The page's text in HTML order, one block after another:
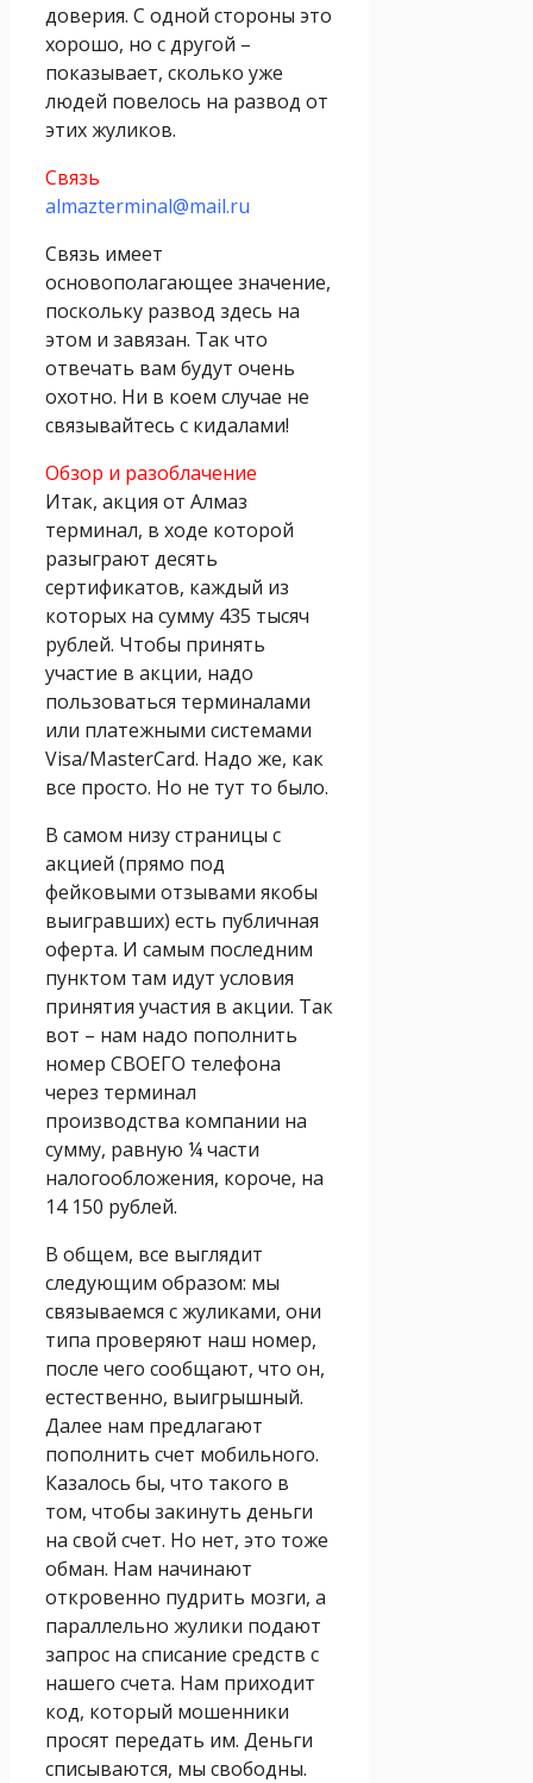
доверия. С одной стороны это
хорошо, но с другой –
показывает, сколько уже
людей повелось на развод от
этих жуликов.
Связь
almazterminal@mail.ru
Связь имеет
основополагающее значение,
поскольку развод здесь на
этом и завязан. Так что
отвечать вам будут очень
охотно. Ни в коем случае не
связывайтесь с кидалами!
Обзор и разоблачение
Итак, акция от Алмаз
терминал, в ходе которой
разыграют десять
сертификатов, каждый из
которых на сумму 435 тысяч
рублей. Чтобы принять
участие в акции, надо
пользоваться терминалами
или платежными системами
Visa/MasterCard. Надо же, как
все просто. Но не тут то было.
В самом низу страницы с
акцией (прямо под
фейковыми отзывами якобы
выигравших) есть публичная
оферта. И самым последним
пунктом там идут условия
принятия участия в акции. Так
вот – нам надо пополнить
номер СВОЕГО телефона
через терминал
производства компании на
сумму, равную ¼ части
налогообложения, короче, на
14 150 рублей.
В общем, все выглядит
следующим образом: мы
связываемся с жуликами, они
типа проверяют наш номер,
после чего сообщают, что он,
естественно, выигрышный.
Далее нам предлагают
пополнить счет мобильного.
Казалось бы, что такого в
том, чтобы закинуть деньги
на свой счет. Но нет, это тоже
обман. Нам начинают
откровенно пудрить мозги, а
параллельно жулики подают
запрос на списание средств с
нашего счета. Нам приходит
код, который мошенники
просят передать им. Деньги
списываются, мы свободны.